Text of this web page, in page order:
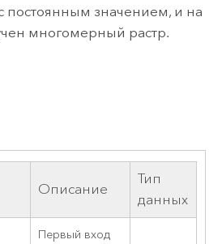
постоянным значением, и на
многомерный растр.
Описание
Тип
данных
Первый вход